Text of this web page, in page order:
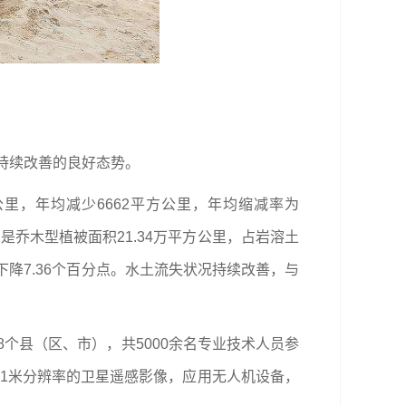
改善的良好态势。
，年均减少6662平方公里，年均缩减率为
乔木型植被面积21.34万平方公里，占岩溶土
7.36个百分点。水土流失状况持续改善，与
县（区、市），共5000余名专业技术人员参
分辨率的卫星遥感影像，应用无人机设备，